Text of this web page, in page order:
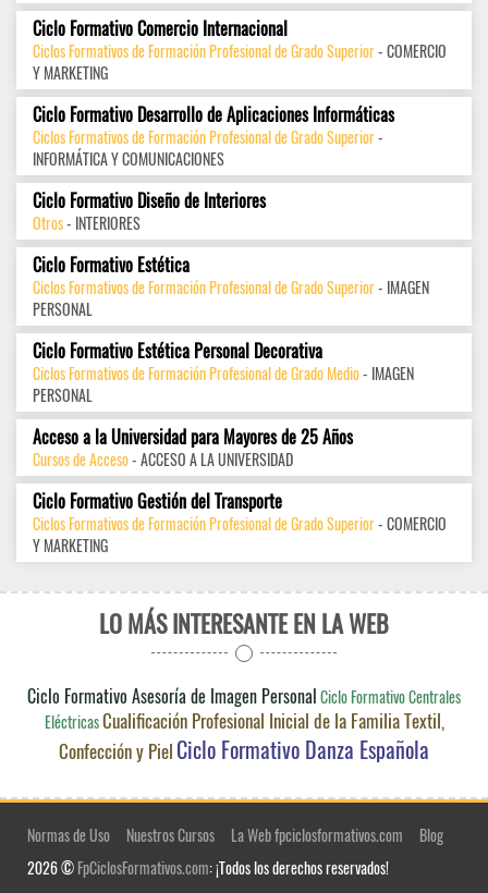
Ciclo Formativo Comercio Internacional
Ciclos Formativos de Formación Profesional de Grado Superior- COMERCIO
Y MARKETING
Ciclo Formativo Desarrollo de Aplicaciones Informáticas
Ciclos Formativos de Formación Profesional de Grado Superior-
INFORMÁTICA Y COMUNICACIONES
Ciclo Formativo Diseño de Interiores
Otros- INTERIORES
Ciclo Formativo Estética
Ciclos Formativos de Formación Profesional de Grado Superior- IMAGEN
PERSONAL
Ciclo Formativo Estética Personal Decorativa
Ciclos Formativos de Formación Profesional de Grado Medio- IMAGEN
PERSONAL
Acceso a la Universidad para Mayores de 25 Años
Cursos de Acceso- ACCESO A LA UNIVERSIDAD
Ciclo Formativo Gestión del Transporte
Ciclos Formativos de Formación Profesional de Grado Superior- COMERCIO
Y MARKETING
LO MÁS INTERESANTE EN LA WEB
Ciclo Formativo Asesoría de Imagen PersonalCiclo Formativo Centrales
EléctricasCualificación Profesional Inicial de la Familia Textil,
Confección y Piel Ciclo Formativo Danza Española
Normas de Uso Nuestros Cursos La Web fpciclosformativos.com
Blog
2026 ©FpCiclosFormativos.com: ¡Todos los derechos reservados!